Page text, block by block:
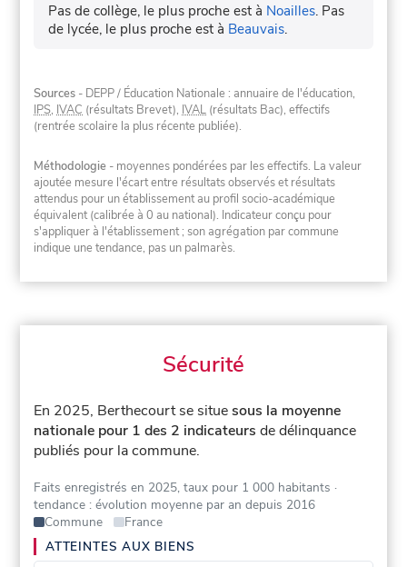
Pas de collège, le plus proche est à Noailles. Pas
de lycée, le plus proche est à Beauvais.
Sources - DEPP / Éducation Nationale : annuaire de l'éducation,
IPS, IVAC (résultats Brevet), IVAL (résultats Bac), effectifs
(rentrée scolaire la plus récente publiée).
Méthodologie - moyennes pondérées par les effectifs. La valeur
ajoutée mesure l'écart entre résultats observés et résultats
attendus pour un établissement au profil socio-académique
équivalent (calibrée à 0 au national). Indicateur conçu pour
s'appliquer à l'établissement ; son agrégation par commune
indique une tendance, pas un palmarès.
Sécurité
En 2025, Berthecourt se situesous la moyenne
nationale pour 1 des 2 indicateurs de délinquance
publiés pour la commune.
Faits enregistrés en 2025, taux pour 1 000 habitants ·
tendance : évolution moyenne par an depuis 2016
Commune
France
ATTEINTES AUX BIENS